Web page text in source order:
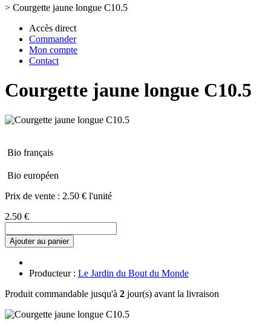
> Courgette jaune longue C10.5
Accès direct
Commander
Mon compte
Contact
Courgette jaune longue C10.5
Bio français
Bio européen
Prix de vente : 2.50 € l'unité
2.50 €
Ajouter au panier
Producteur : Le Jardin du Bout du Monde
Produit commandable jusqu'à 2 jour(s) avant la livraison